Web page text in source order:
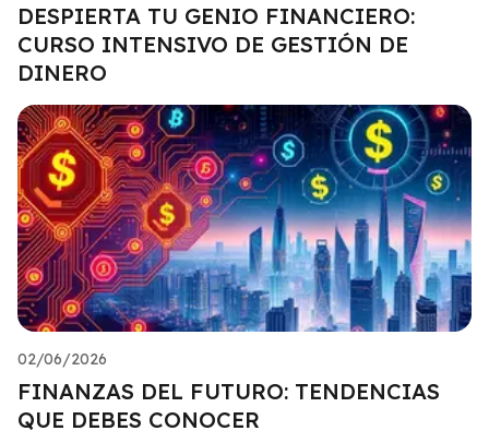
DESPIERTA TU GENIO FINANCIERO:
CURSO INTENSIVO DE GESTIÓN DE
DINERO
02/06/2026
FINANZAS DEL FUTURO: TENDENCIAS
QUE DEBES CONOCER